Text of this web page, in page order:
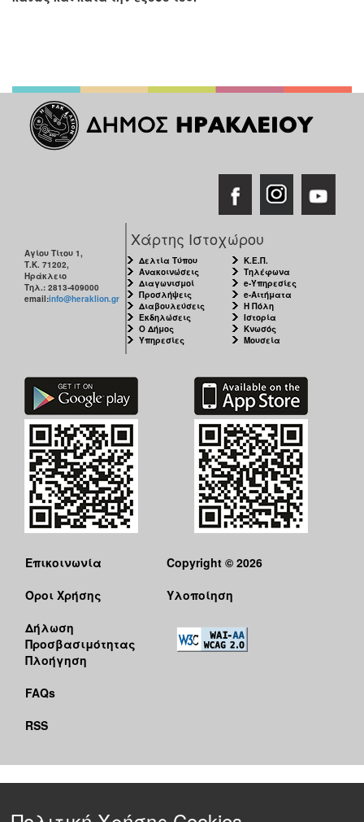
Αγίου Τίτου 1,
Τ.Κ. 71202,
Ηράκλειο
Τηλ.: 2813-409000
email:info@heraklion.gr
Χάρτης Ιστοχώρου
Δελτία Τύπου
Ανακοινώσεις
Διαγωνισμοί
Προσλήψεις
Διαβουλεύσεις
Εκδηλώσεις
Ο Δήμος
Υπηρεσίες
Κ.Ε.Π.
Τηλέφωνα
e-Υπηρεσίες
e-Αιτήματα
Η Πόλη
Ιστορία
Κνωσός
Μουσεία
Επικοινωνία
Όροι Χρήσης
Δήλωση
Προσβασιμότητας
Πλοήγηση
FAQs
RSS
Copyright © 2026
Υλοποίηση